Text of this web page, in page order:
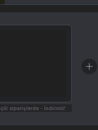
siparişlerde - İndirimli!